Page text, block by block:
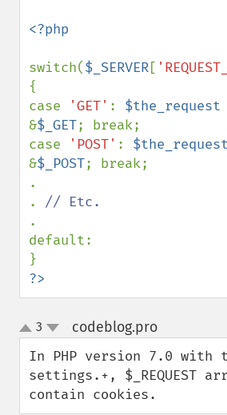
<?php
switch($_SERVER[
{
case
'GET' : $the_request
&$_GET; break;
case
'POST' :
&$_POST; break;
.
.
.
default:
?>
up
down
3 codeblog.pro¶
In PHP version 7.0 with
settings.+, $_REQUEST
contain cookies.